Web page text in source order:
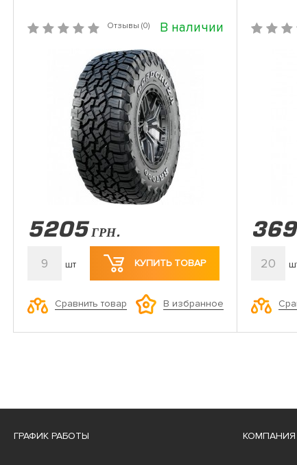
Отзывы (0) В наличии
5205 ГРН.
9 шт КУПИТЬ ТОВАР
Сравнить товар В избранное
20
ГРАФИК РАБОТЫ КОМПАНИЯ